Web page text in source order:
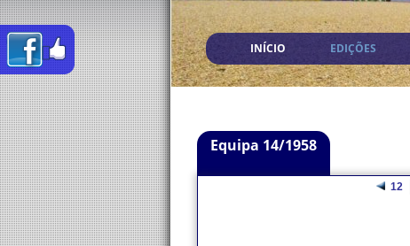
INÍCIO EDIÇÕES
Equipa 14/1958
12